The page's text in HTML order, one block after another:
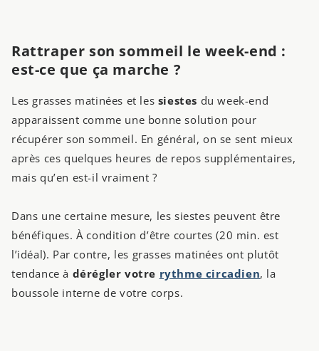
Rattraper son sommeil le week-end :
est-ce que ça marche ?
Les grasses matinées et les siestes du week-end
apparaissent comme une bonne solution pour
récupérer son sommeil. En général, on se sent mieux
après ces quelques heures de repos supplémentaires,
mais qu’en est-il vraiment ?
Dans une certaine mesure, les siestes peuvent être
bénéfiques. À condition d’être courtes (20 min. est
l’idéal). Par contre, les grasses matinées ont plutôt
tendance à dérégler votre rythme circadien, la
boussole interne de votre corps.